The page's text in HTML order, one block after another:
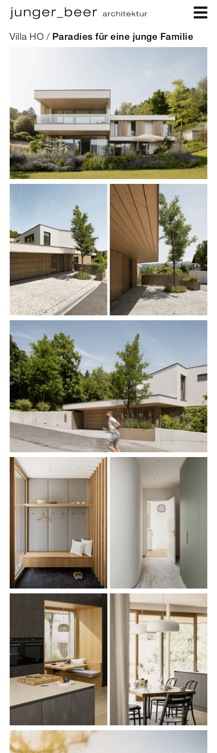
Villa HO / Paradies für eine junge Familie